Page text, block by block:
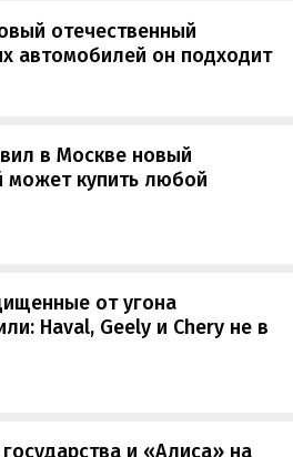
отечественный
автомобилей он подходит
в Москве новый
может купить любой
от угона
Haval, Geely и Chery не в
и «Алиса» на